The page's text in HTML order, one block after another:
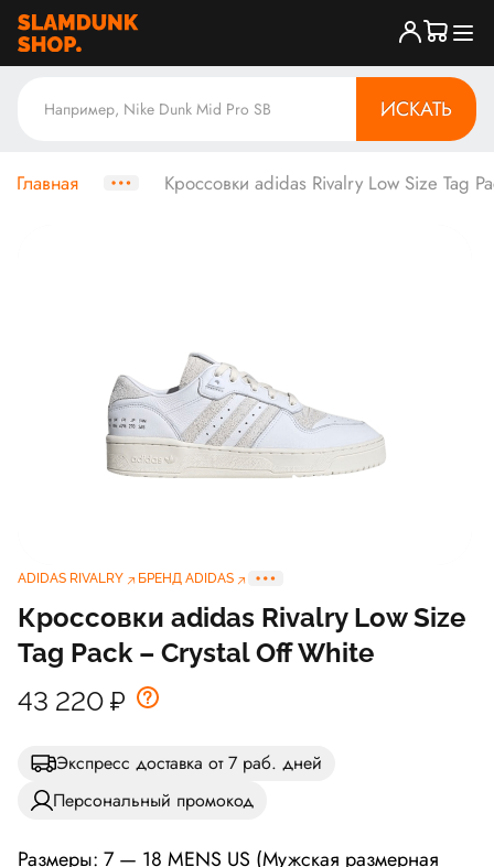
ИСКАТЬ
Главная Кроссовки adidas Rivalry Low Size Tag
ADIDAS RIVALRY БРЕНД ADIDAS
Кроссовки adidas Rivalry Low Size
Tag Pack – Crystal Off White
43 220 ₽
Экспресс доставка от 7 раб. дней
Персональный промокод
Размеры: 7 — 18 MENS US (Мужская размерная